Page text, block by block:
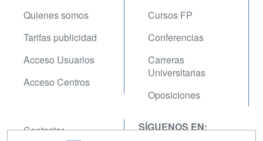
Quienes somos
Tarifas publicidad
Acceso Usuarios
Acceso Centros
Cursos FP
Conferencias
Carreras
Universitarias
Oposiciones
Contactar
SÍGUENOS EN: